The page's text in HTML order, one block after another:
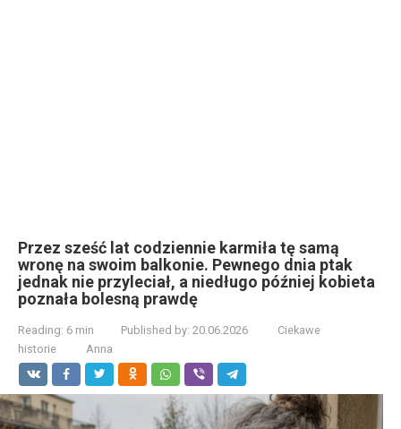
Przez sześć lat codziennie karmiła tę samą
wronę na swoim balkonie. Pewnego dnia ptak
jednak nie przyleciał, a niedługo później kobieta
poznała bolesną prawdę
Reading: 6 min Published by: 20.06.2026
Ciekawe
historie
Anna